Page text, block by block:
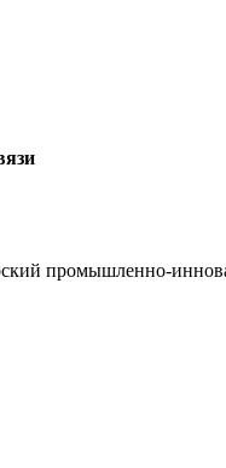
промышленно-